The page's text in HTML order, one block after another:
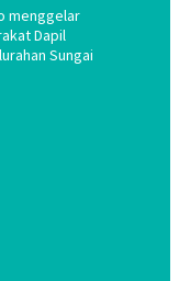
menggelar
Dapil
Sungai